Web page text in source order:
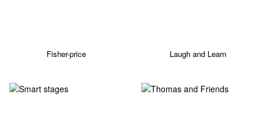
Fisher-price Laugh and Learn